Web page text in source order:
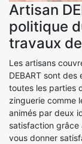
Artisan
politique
travaux
Les artisans
DEBART sont
toutes les parties
zinguerie comme
animés par deux
satisfaction grâce
vous donner